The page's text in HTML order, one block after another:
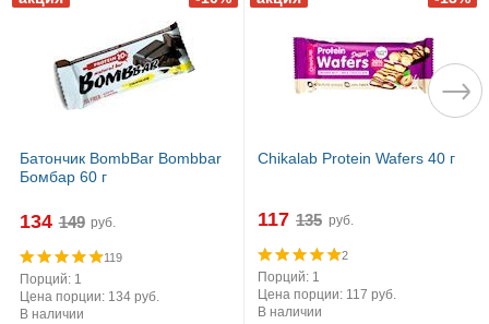
Батончик BombBar Bombbar
Бомбар 60 г
134 руб.
119
Порций: 1
Цена порции: 134 руб.
В наличии
Chikalab Protein Wafers 40 г
117 руб.
2
Порций: 1
Цена порции: 117 руб.
В наличии